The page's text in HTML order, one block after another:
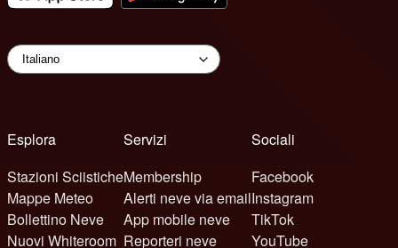
Esplora
Stazioni Sciistiche
Mappe Meteo
Bollettino Neve
Nuovi Whiteroom
Servizi
Membership
Alerti neve via email
App mobile neve
Reporteri neve
Sociali
Facebook
Instagram
TikTok
YouTube